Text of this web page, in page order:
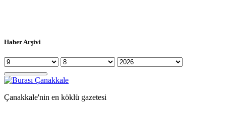
Haber Arşivi
Çanakkale'nin en köklü gazetesi